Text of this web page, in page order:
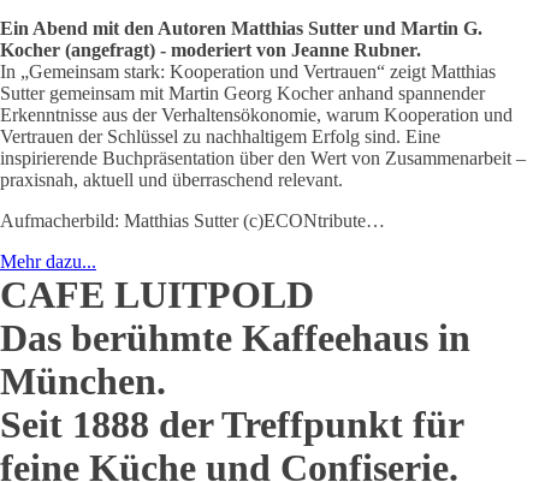
Ein Abend mit den Autoren Matthias Sutter und Martin G.
Kocher (angefragt) - moderiert von Jeanne Rubner.
In „Gemeinsam stark: Kooperation und Vertrauen“ zeigt Matthias
Sutter gemeinsam mit Martin Georg Kocher anhand spannender
Erkenntnisse aus der Verhaltensökonomie, warum Kooperation und
Vertrauen der Schlüssel zu nachhaltigem Erfolg sind. Eine
inspirierende Buchpräsentation über den Wert von Zusammenarbeit –
praxisnah, aktuell und überraschend relevant.
Aufmacherbild: Matthias Sutter (c)ECONtribute…
Mehr dazu...
CAFE LUITPOLD
Das berühmte Kaffeehaus in
München.
Seit 1888 der Treffpunkt für
feine Küche und Confiserie.